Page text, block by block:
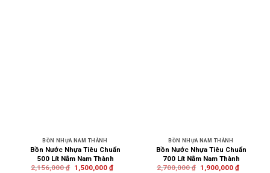
BỒN NHỰA NAM THÀNH
Bồn Nước Nhựa Tiêu Chuẩn
500 Lít Nằm Nam Thành
2,156,000₫ 1,500,000 ₫
BỒN NHỰA NAM THÀNH
Bồn Nước Nhựa Tiêu Chuẩn
700 Lít Nằm Nam Thành
2,700,000₫ 1,900,000 ₫